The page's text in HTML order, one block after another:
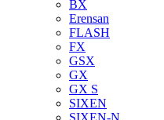
BX
Erensan
FLASH
FX
GSX
GX
GX S
SIXEN
SIXEN-N